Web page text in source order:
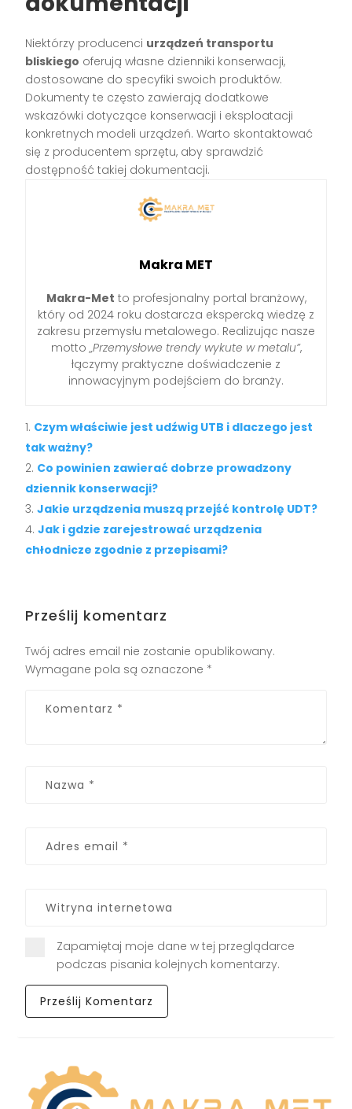
Niektórzy producenci urządzeń transportu
bliskiego oferują własne dzienniki konserwacji,
dostosowane do specyfiki swoich produktów.
Dokumenty te często zawierają dodatkowe
wskazówki dotyczące konserwacji i eksploatacji
konkretnych modeli urządzeń. Warto skontaktować
się z producentem sprzętu, aby sprawdzić
dostępność takiej dokumentacji.
Makra MET
Makra-Met to profesjonalny portal branżowy,
który od 2024 roku dostarcza ekspercką wiedzę z
zakresu przemysłu metalowego. Realizując nasze
motto„Przemysłowe trendy wykute w metalu”,
łączymy praktyczne doświadczenie z
innowacyjnym podejściem do branży.
Czym właściwie jest udźwig UTB i dlaczego jest
tak ważny?
Co powinien zawierać dobrze prowadzony
dziennik konserwacji?
Jakie urządzenia muszą przejść kontrolę UDT?
Jak i gdzie zarejestrować urządzenia
chłodnicze zgodnie z przepisami?
Prześlij komentarz
Twój adres email nie zostanie opublikowany.
Wymagane pola są oznaczone *
Zapamiętaj moje dane w tej przeglądarce
podczas pisania kolejnych komentarzy.